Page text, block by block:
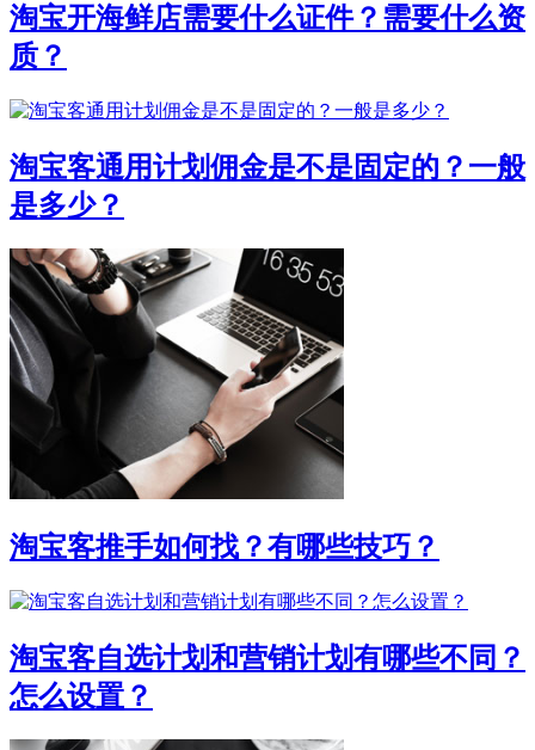
淘宝开海鲜店需要什么证件？需要什么资
质？
淘宝客通用计划佣金是不是固定的？一般
是多少？
淘宝客推手如何找？有哪些技巧？
淘宝客自选计划和营销计划有哪些不同？
怎么设置？